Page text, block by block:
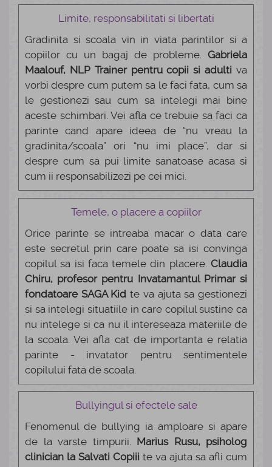
Limite, responsabilitati si libertati
Gradinita si scoala vin in viata parintilor si a
copiilor cu un bagaj de probleme. Gabriela
Maalouf, NLP Trainer pentru copii si adulti va
vorbi despre cum putem sa le faci fata, cum sa
le gestionezi sau cum sa intelegi mai bine
aceste schimbari. Vei afla ce trebuie sa faci ca
parinte cand apare ideea de “nu vreau la
gradinita/scoala” ori “nu imi place”, dar si
despre cum sa pui limite sanatoase acasa si
cum ii responsabilizezi pe cei mici.
Temele, o placere a copiilor
Orice parinte se intreaba macar o data care
este secretul prin care poate sa isi convinga
copilul sa isi faca temele din placere. Claudia
Chiru, profesor pentru Invatamantul Primar si
fondatoare SAGA Kidte va ajuta sa gestionezi
si sa intelegi situatiile in care copilul sustine ca
nu intelege si ca nu il intereseaza materiile de
la scoala. Vei afla cat de importanta e relatia
parinte - invatator pentru sentimentele
copilului fata de scoala.
Bullyingul si efectele sale
Fenomenul de bullying ia amploare si apare
de la varste timpurii. Marius Rusu, psiholog
clinician la Salvati Copiii te va ajuta sa afli cum